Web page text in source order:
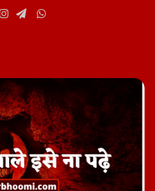
WhatsApp